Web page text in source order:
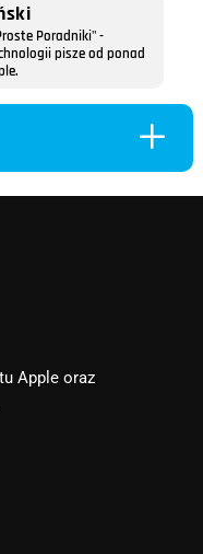
Poradniki" -
pisze od ponad
L
Apple oraz